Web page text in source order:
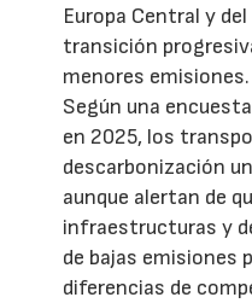
Europa Central y
transición
menores emisiones.
Según una
en 2025, los
descarbonización
aunque alertan de
infraestructuras y
de bajas emisiones
diferencias de